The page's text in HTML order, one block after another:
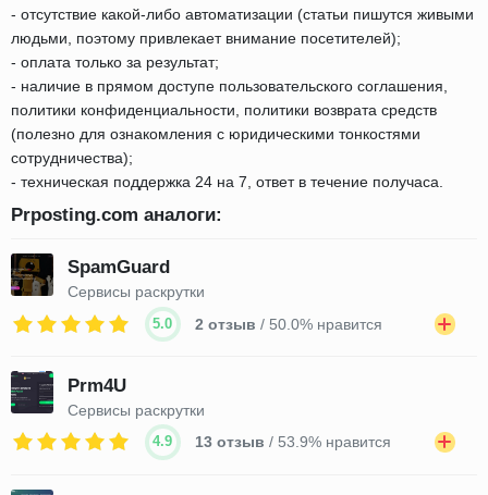
- отсутствие какой-либо автоматизации (статьи пишутся живыми
людьми, поэтому привлекает внимание посетителей);
- оплата только за результат;
- наличие в прямом доступе пользовательского соглашения,
политики конфиденциальности, политики возврата средств
(полезно для ознакомления с юридическими тонкостями
сотрудничества);
- техническая поддержка 24 на 7, ответ в течение получаса.
Prposting.com аналоги:
SpamGuard
Сервисы раскрутки
5.0 2 отзыв / 50.0% нравится
Prm4U
Сервисы раскрутки
4.9 13 отзыв / 53.9% нравится